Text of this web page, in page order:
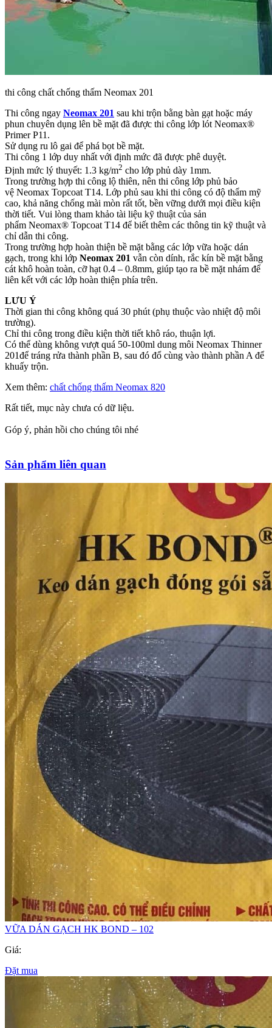
thi công chất chống thấm Neomax 201
Thi công ngay Neomax 201 sau khi trộn bằng bàn gạt hoặc máy
phun chuyên dụng lên bề mặt đã được thi công lớp lót Neomax®
Primer P11.
Sử dụng ru lô gai để phá bọt bề mặt.
Thi công 1 lớp duy nhất với định mức đã được phê duyệt.
Định mức lý thuyết: 1.3 kg/m2 cho lớp phủ dày 1mm.
Trong trường hợp thi công lộ thiên, nên thi công lớp phủ bảo
vệ Neomax Topcoat T14. Lớp phủ sau khi thi công có độ thẩm mỹ
cao, khả năng chống mài mòn rất tốt, bền vững dưới mọi điều kiện
thời tiết. Vui lòng tham khảo tài liệu kỹ thuật của sản
phẩm Neomax® Topcoat T14 để biết thêm các thông tin kỹ thuật và
chỉ dẫn thi công.
Trong trường hợp hoàn thiện bề mặt bằng các lớp vữa hoặc dán
gạch, trong khi lớp Neomax 201 vẫn còn dính, rắc kín bề mặt bằng
cát khô hoàn toàn, cỡ hạt 0.4 – 0.8mm, giúp tạo ra bề mặt nhám để
liên kết với các lớp hoàn thiện phía trên.
LƯU Ý
Thời gian thi công không quá 30 phút (phụ thuộc vào nhiệt độ môi
trường).
Chỉ thi công trong điều kiện thời tiết khô ráo, thuận lợi.
Có thể dùng không vượt quá 50-100ml dung môi Neomax Thinner
201để tráng rửa thành phần B, sau đó đổ cùng vào thành phần A để
khuấy trộn.
Xem thêm: chất chống thấm Neomax 820
Rất tiết, mục này chưa có dữ liệu.
Góp ý, phản hồi cho chúng tôi nhé
Sản phẩm liên quan
VỮA DÁN GẠCH HK BOND – 102
Giá:
Đặt mua